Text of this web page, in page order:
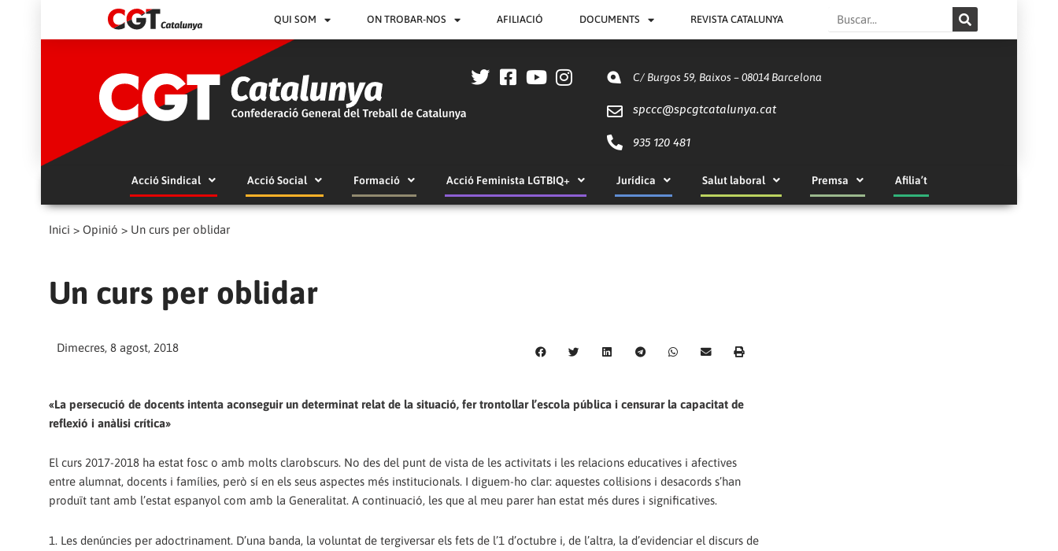
QUI SOM ON TROBAR-NOS AFILIACIÓ DOCUMENTS REVISTA CATALUNYA Search
C/ Burgos 59, Baixos – 08014 Barcelona
spccc@spcgtcatalunya.cat
935 120 481
Acció Sindical Acció Social Formació Acció Feminista LGTBIQ+ Jurídica Salut laboral Premsa Afilia’t
Inici > Opinió > Un curs per oblidar
Un curs per oblidar
Dimecres, 8 agost, 2018
«La persecució de docents intenta aconseguir un determinat relat de la situació, fer trontollar l’escola pública i censurar la capacitat de
reflexió i anàlisi crítica»
El curs 2017-2018 ha estat fosc o amb molts clarobscurs. No des del punt de vista de les activitats i les relacions educatives i afectives
entre alumnat, docents i famílies, però sí en els seus aspectes més institucionals. I diguem-ho clar: aquestes col·lisions i desacords s’han
produït tant amb l’estat ­espanyol com amb la Generalitat. A continuació, les que al meu ­parer han estat més dures i sig­nificatives.
1. Les denúncies per adoctrinament. D’una banda, la voluntat de tergiversar els fets de l’1 d’octubre i, de l’altra, la d’evidenciar el discurs de